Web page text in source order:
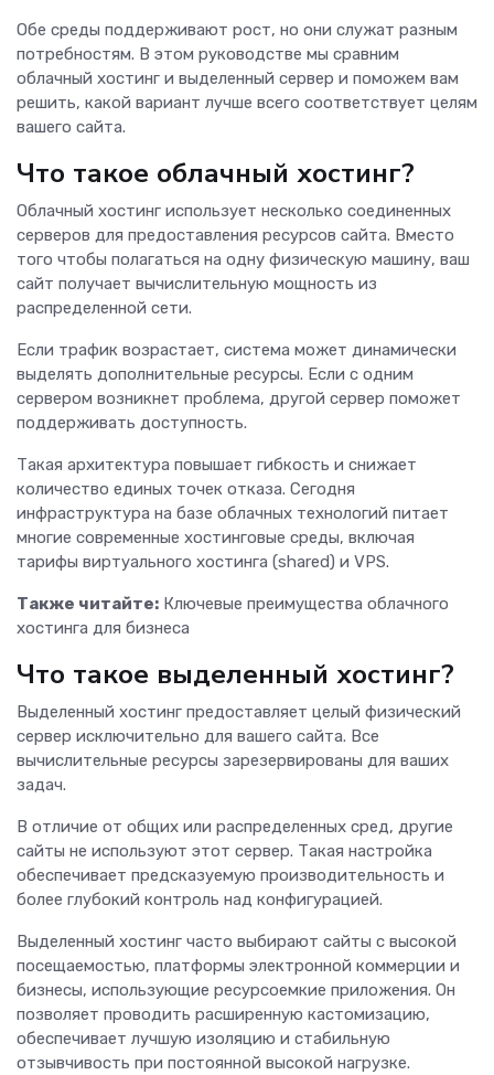
Обе среды поддерживают рост, но они служат разным
потребностям. В этом руководстве мы сравним
облачный хостинг и выделенный сервер и поможем вам
решить, какой вариант лучше всего соответствует целям
вашего сайта.
Что такое облачный хостинг?
Облачный хостинг использует несколько соединенных
серверов для предоставления ресурсов сайта. Вместо
того чтобы полагаться на одну физическую машину, ваш
сайт получает вычислительную мощность из
распределенной сети.
Если трафик возрастает, система может динамически
выделять дополнительные ресурсы. Если с одним
сервером возникнет проблема, другой сервер поможет
поддерживать доступность.
Такая архитектура повышает гибкость и снижает
количество единых точек отказа. Сегодня
инфраструктура на базе облачных технологий питает
многие современные хостинговые среды, включая
тарифы виртуального хостинга (shared) и VPS.
Также читайте: Ключевые преимущества облачного
хостинга для бизнеса
Что такое выделенный хостинг?
Выделенный хостинг предоставляет целый физический
сервер исключительно для вашего сайта. Все
вычислительные ресурсы зарезервированы для ваших
задач.
В отличие от общих или распределенных сред, другие
сайты не используют этот сервер. Такая настройка
обеспечивает предсказуемую производительность и
более глубокий контроль над конфигурацией.
Выделенный хостинг часто выбирают сайты с высокой
посещаемостью, платформы электронной коммерции и
бизнесы, использующие ресурсоемкие приложения. Он
позволяет проводить расширенную кастомизацию,
обеспечивает лучшую изоляцию и стабильную
отзывчивость при постоянной высокой нагрузке.